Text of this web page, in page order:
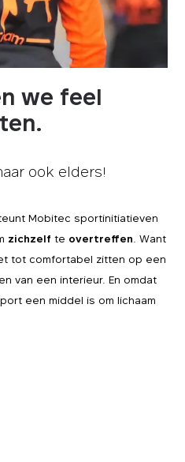
we feel
ook elders!
Mobitec sportinitiatieven
zichzelf te overtreffen . Want
tot comfortabel zitten op een
van een interieur. En omdat
een middel is om lichaam